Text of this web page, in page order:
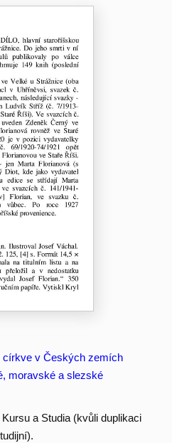
církve v Českých zemích
moravské a slezské
a Studia (kvůli duplikaci